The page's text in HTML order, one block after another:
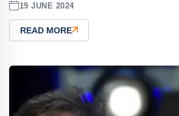
19 JUNE 2024
READ MORE